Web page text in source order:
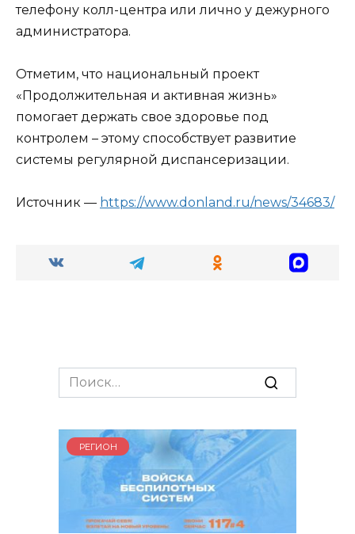
телефону колл-центра или лично у дежурного
администратора.
Отметим, что национальный проект
«Продолжительная и активная жизнь»
помогает держать свое здоровье под
контролем – этому способствует развитие
системы регулярной диспансеризации.
Источник — https://www.donland.ru/news/34683/
Search
for:
РЕГИОН